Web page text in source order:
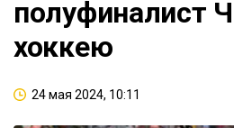
полуфиналист
хоккею
24 мая 2024, 10:11